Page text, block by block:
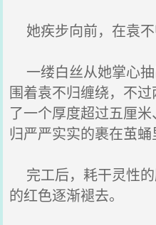
她疾步向前，在袁不
一缕白丝从她掌心
围着袁不归缠绕，不
了一个厚度超过五厘
归严严实实的裹在茧蛹
完工后，耗干灵性
的红色逐渐褪去。